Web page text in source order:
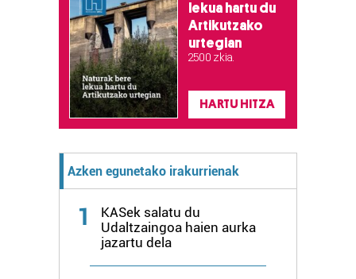
lekua hartu du
Artikutzako
urtegian
2.500 zkia.
HARTU HITZA
Azken egunetako irakurrienak
1
KASek salatu du
Udaltzaingoa haien aurka
jazartu dela